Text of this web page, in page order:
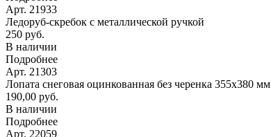
Арт. 21933
Ледоруб-скребок с металлической ручкой
250 руб.
В наличии
Подробнее
Арт. 21303
Лопата снеговая оцинкованная без черенка 355х380 мм
190,00 руб.
В наличии
Подробнее
Арт. 22059